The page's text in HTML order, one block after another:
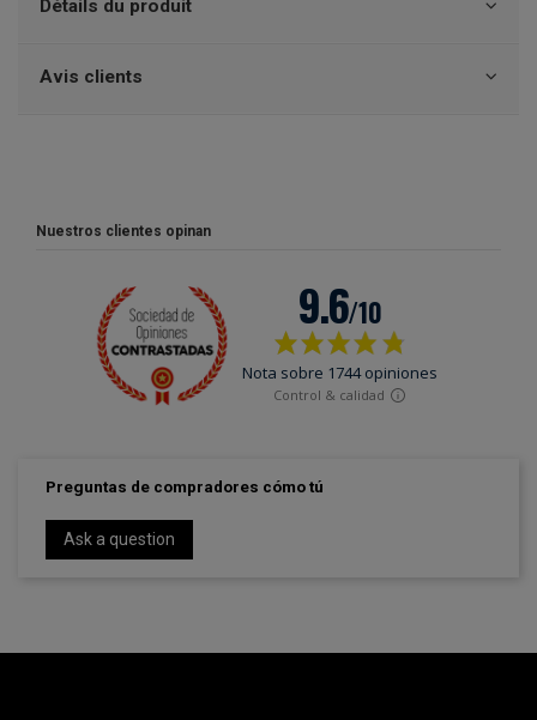
Détails du produit
Avis clients
Nuestros clientes opinan
Preguntas de compradores cómo tú
Ask a question